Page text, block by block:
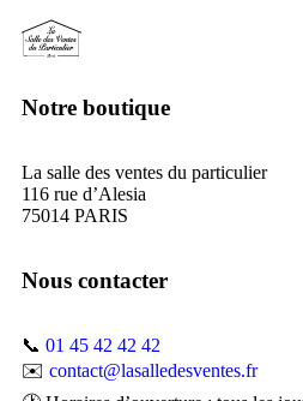
Notre boutique
La salle des ventes du particulier
116 rue d’Alesia
75014 PARIS
Nous contacter
📞 01 45 42 42 42
✉️ contact@lasalledesventes.fr